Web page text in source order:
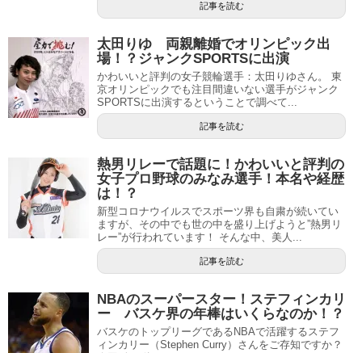
記事を読む
太田りゆ 両親離婚でオリンピック出
場！？ジャンクSPORTSに出演
かわいいと評判の女子競輪選手：太田りゆさん。 東
京オリンピックでも注目間違いない選手がジャンク
SPORTSに出演するということで調べて...
記事を読む
熱男リレーで話題に！かわいいと評判の
女子プロ野球のみなみ選手！本名や経歴
は！？
新型コロナウイルスでスポーツ界も自粛が続いてい
ますが、その中でも世の中を盛り上げようと”熱男リ
レー”が行われています！ そんな中、美人...
記事を読む
NBAのスーパースター！ステフィンカリ
ー バスケ界の年棒はいくらなのか！？
バスケのトップリーグであるNBAで活躍するステフ
ィンカリー（Stephen Curry）さんをご存知ですか？